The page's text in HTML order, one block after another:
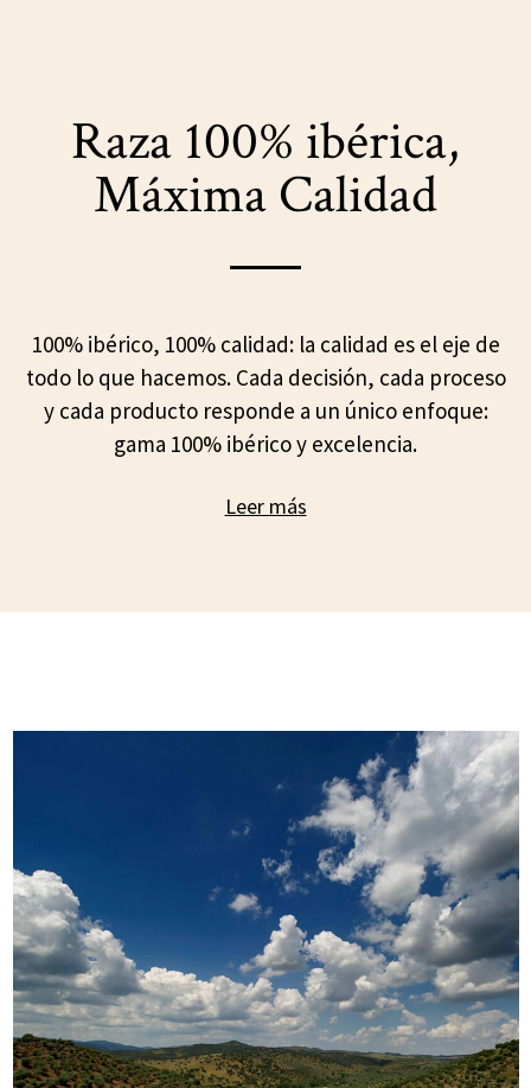
Raza 100% ibérica,
Máxima Calidad
100% ibérico, 100% calidad: la calidad es el eje de
todo lo que hacemos. Cada decisión, cada proceso
y cada producto responde a un único enfoque:
gama 100% ibérico y excelencia.
Leer más